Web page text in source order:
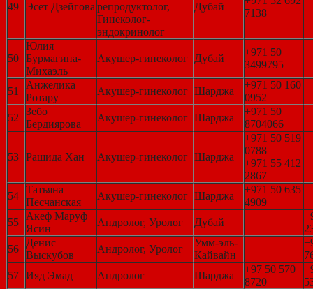
49 Эсет Дзейгова репродуктолог,
Гинеколог-
эндокринолог
Дубай
7138
50
Юлия
Бурмагина-
Михаэль
Акушер-гинеколог Дубай
+971 50
3499795
51
Анжелика
Ротару
Акушер-гинеколог Шарджа
+971 50 160
0952
52
Зебо
Бердиярова
Акушер-гинеколог Шарджа
+971 50
8704066
53 Рашида Хан Акушер-гинеколог Шарджа
+971 50 519
0788
+971 55 412
2867
54
Татьяна
Песчанская
Акушер-гинеколог Шарджа
+971 50 635
4909
55
Акеф Маруф
Ясин
Андролог, Уролог Дубай
56
Денис
Выскубов
Андролог, Уролог
Умм-эль-
Кайвайн
57 Ияд Эмад Андролог Шарджа
+97 50 570
8720